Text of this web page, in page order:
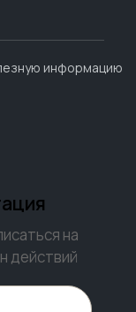
информацию
на
действий